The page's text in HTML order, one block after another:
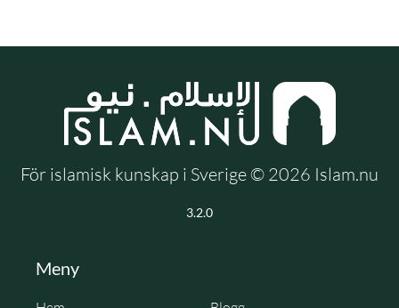
För islamisk kunskap i Sverige © 2026 Islam.nu
3.2.0
Meny